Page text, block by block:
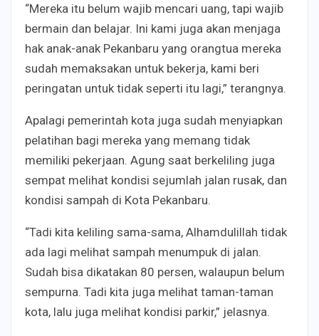
“Mereka itu belum wajib mencari uang, tapi wajib
bermain dan belajar. Ini kami juga akan menjaga
hak anak-anak Pekanbaru yang orangtua mereka
sudah memaksakan untuk bekerja, kami beri
peringatan untuk tidak seperti itu lagi,” terangnya.
Apalagi pemerintah kota juga sudah menyiapkan
pelatihan bagi mereka yang memang tidak
memiliki pekerjaan. Agung saat berkeliling juga
sempat melihat kondisi sejumlah jalan rusak, dan
kondisi sampah di Kota Pekanbaru.
“Tadi kita keliling sama-sama, Alhamdulillah tidak
ada lagi melihat sampah menumpuk di jalan.
Sudah bisa dikatakan 80 persen, walaupun belum
sempurna. Tadi kita juga melihat taman-taman
kota, lalu juga melihat kondisi parkir,” jelasnya.